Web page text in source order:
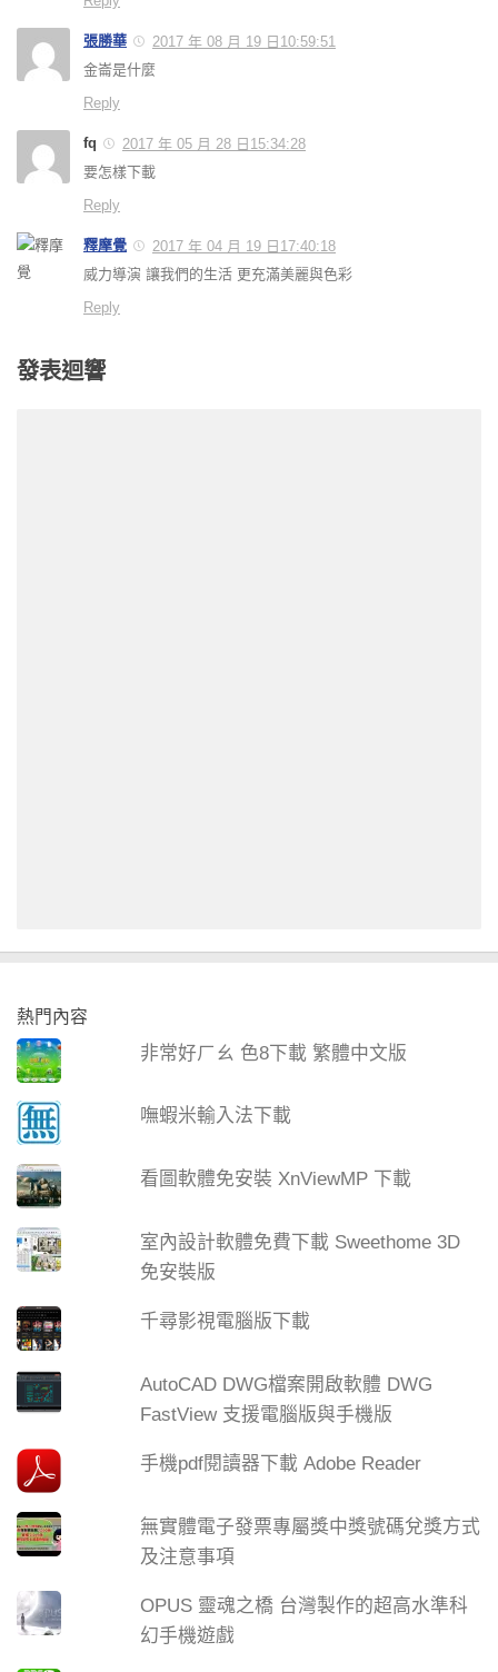
張勝華
2017 年 08 月 19 日10:59:51
金崙是什麼
Reply
fq
2017 年 05 月 28 日15:34:28
要怎樣下載
Reply
釋摩覺
2017 年 04 月 19 日17:40:18
威力導演 讓我們的生活 更充滿美麗與色彩
Reply
發表迴響
熱門內容
非常好ㄏㄠ 色8下載 繁體中文版
嘸蝦米輸入法下載
看圖軟體免安裝 XnViewMP 下載
室內設計軟體免費下載 Sweethome 3D
免安裝版
千尋影視電腦版下載
AutoCAD DWG檔案開啟軟體 DWG
FastView 支援電腦版與手機版
手機pdf閱讀器下載 Adobe Reader
無實體電子發票專屬獎中獎號碼兌獎方式
及注意事項
OPUS 靈魂之橋 台灣製作的超高水準科
幻手機遊戲